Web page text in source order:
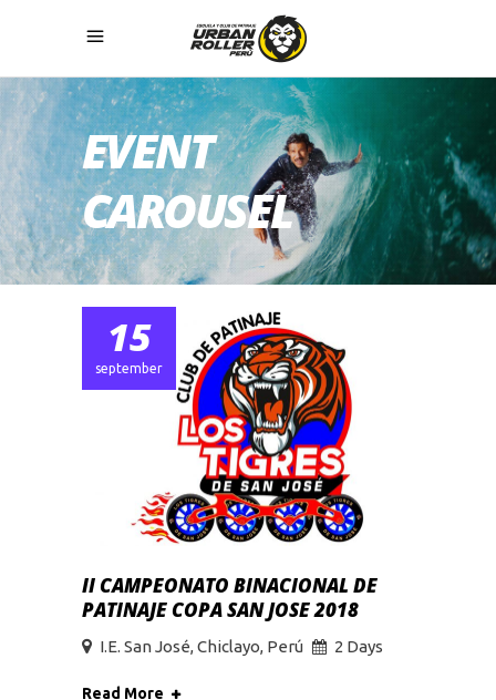
EVENT
CAROUSEL
BINACIONAL DE
SAN JOSE 2018
Chiclayo, Perú 2 Days
15
december